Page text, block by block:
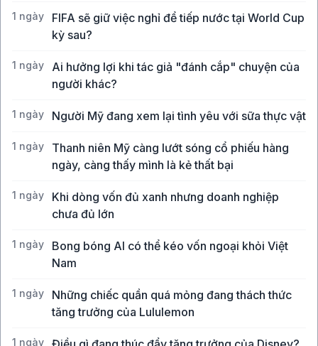
1 ngày
FIFA sẽ giữ việc nghỉ để tiếp nước tại World Cup
kỳ sau?
1 ngày
Ai hưởng lợi khi tác giả "đánh cắp" chuyện của
người khác?
1 ngày Người Mỹ đang xem lại tình yêu với sữa thực vật
1 ngày
Thanh niên Mỹ càng lướt sóng cổ phiếu hàng
ngày, càng thấy mình là kẻ thất bại
1 ngày
Khi dòng vốn đủ xanh nhưng doanh nghiệp
chưa đủ lớn
1 ngày
Bong bóng AI có thể kéo vốn ngoại khỏi Việt
Nam
1 ngày
Những chiếc quần quá mỏng đang thách thức
tăng trưởng của Lululemon
1 ngày